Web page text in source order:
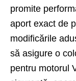
promite
aport exact de
modificările
să asigure o
pentru motorul